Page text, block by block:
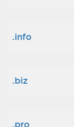
.info
.biz
.pro